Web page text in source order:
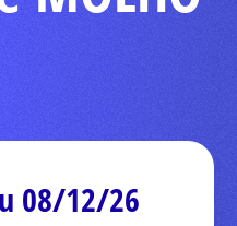
08/12/26